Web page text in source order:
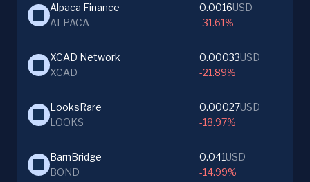
Alpaca Finance
ALPACA
0.0016USD
-31.61%
XCAD Network
XCAD
0.00033USD
-21.89%
LooksRare
LOOKS
0.00027USD
-18.97%
BarnBridge
BOND
0.041USD
-14.99%